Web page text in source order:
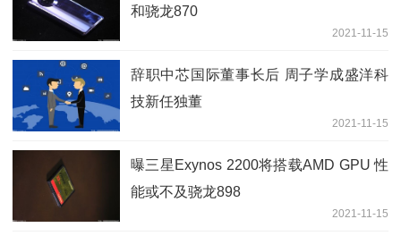
和骁龙870
2021-11-15
辞职中芯国际董事长后 周子学成盛洋科
技新任独董
2021-11-15
曝三星Exynos 2200将搭载AMD GPU 性
能或不及骁龙898
2021-11-15